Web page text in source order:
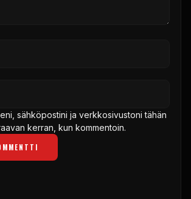
sähköpostini ja verkkosivustoni tähän
kerran, kun kommentoin.